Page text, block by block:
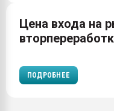
Цена входа на
ПОДРОБНЕЕ